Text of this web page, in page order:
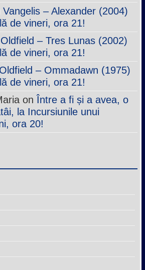
Vangelis – Alexander (2004)
de vineri, ora 21!
– Tres Lunas (2002)
de vineri, ora 21!
– Ommadawn (1975)
de vineri, ora 21!
onÎntre a fi și a avea, o
la Incursiunile unui
ora 20!